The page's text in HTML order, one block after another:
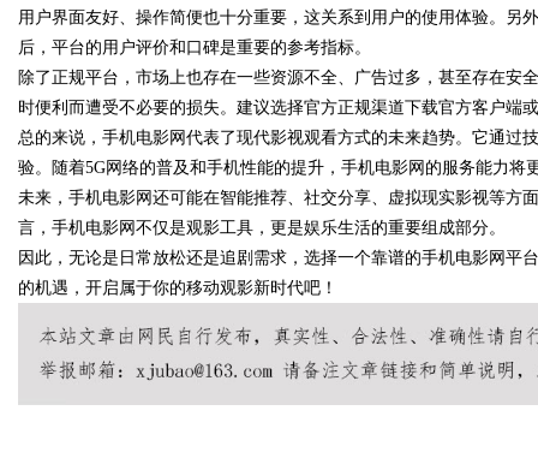
!
Bo
用户界面友好、操作简便也十分重要，这关系到用户的使用体验。另
后，平台的用户评价和口碑是重要的参考指标。
除了正规平台，市场上也存在一些资源不全、广告过多，甚至存在安
时便利而遭受不必要的损失。建议选择官方正规渠道下载官方客户端
总的来说，手机电影网代表了现代影视观看方式的未来趋势。它通过
验。随着5G网络的普及和手机性能的提升，手机电影网的服务能力将
未来，手机电影网还可能在智能推荐、社交分享、虚拟现实影视等方
言，手机电影网不仅是观影工具，更是娱乐生活的重要组成部分。
因此，无论是日常放松还是追剧需求，选择一个靠谱的手机电影网平
的机遇，开启属于你的移动观影新时代吧！